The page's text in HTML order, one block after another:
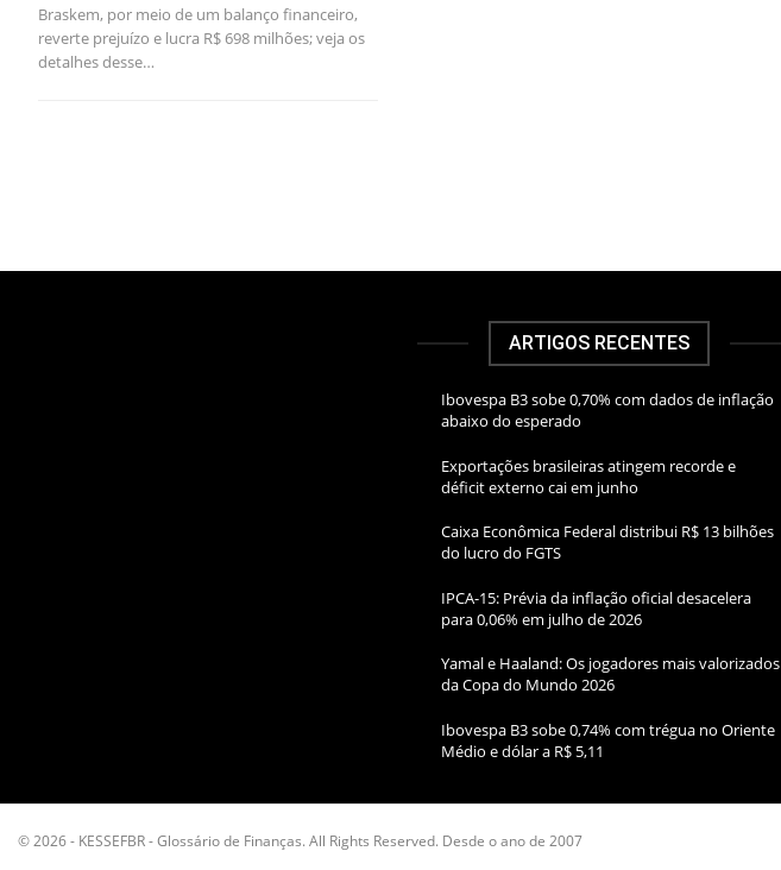
Braskem, por meio de um balanço financeiro,
reverte prejuízo e lucra R$ 698 milhões; veja os
detalhes desse…
ARTIGOS RECENTES
Ibovespa B3 sobe 0,70% com dados de inflação
abaixo do esperado
Exportações brasileiras atingem recorde e
déficit externo cai em junho
Caixa Econômica Federal distribui R$ 13 bilhões
do lucro do FGTS
IPCA-15: Prévia da inflação oficial desacelera
para 0,06% em julho de 2026
Yamal e Haaland: Os jogadores mais valorizados
da Copa do Mundo 2026
Ibovespa B3 sobe 0,74% com trégua no Oriente
Médio e dólar a R$ 5,11
© 2026 - KESSEFBR - Glossário de Finanças. All Rights Reserved. Desde o ano de 2007